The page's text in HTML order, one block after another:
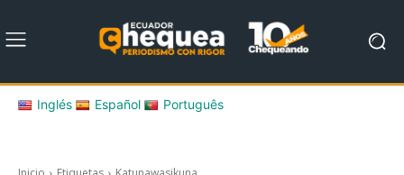
Inglés Español Português